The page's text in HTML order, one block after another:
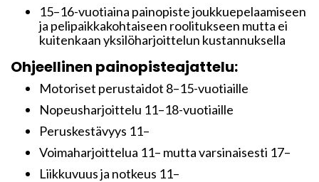
15–16-vuotiaina painopiste joukkuepelaamiseen
ja pelipaikkakohtaiseen roolitukseen mutta ei
kuitenkaan yksilöharjoittelun kustannuksella
Ohjeellinen painopisteajattelu:
Motoriset perustaidot 8–15-vuotiaille
Nopeusharjoittelu 11–18-vuotiaille
Peruskestävyys 11–
Voimaharjoittelua 11– mutta varsinaisesti 17–
Liikkuvuus ja notkeus 11–